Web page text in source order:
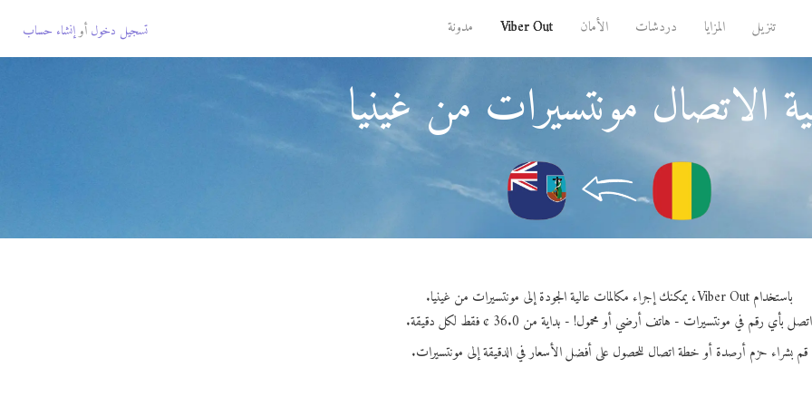
تنزيل المزايا دردشات الأمان Viber Out مدونة تسجيل دخول أوإنشاء حساب
الاتصال مونتسيرات من غينيا
باستخدام Viber Out، يمكنك إجراء مكالمات عالية الجودة إلى مونتسيرات من غينيا.
اتصل بأي رقم في مونتسيرات - هاتف أرضي أو محمول! - بداية من 36.0 ¢ فقط لكل دقيقة.
قم بشراء حزم أرصدة أو خطة اتصال للحصول على أفضل الأسعار في الدقيقة إلى مونتسيرات.